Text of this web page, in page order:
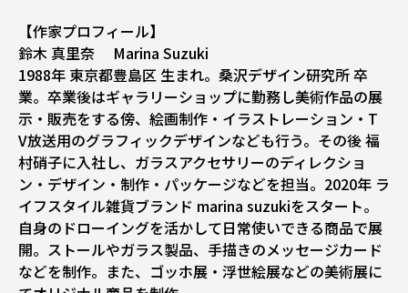
【作家プロフィール】
鈴木 真里奈 Marina Suzuki
1988年 東京都豊島区 生まれ。桑沢デザイン研究所 卒
業。卒業後はギャラリーショップに勤務し美術作品の展
示・販売をする傍、絵画制作・イラストレーション・T
V放送用のグラフィックデザインなども行う。その後 福
村硝子に入社し、ガラスアクセサリーのディレクショ
ン・デザイン・制作・パッケージなどを担当。2020年 ラ
イフスタイル雑貨ブランド marina suzukiをスタート。
自身のドローイングを活かして日常使いできる商品で展
開。ストールやガラス製品、手描きのメッセージカード
などを制作。また、ゴッホ展・浮世絵展などの美術展に